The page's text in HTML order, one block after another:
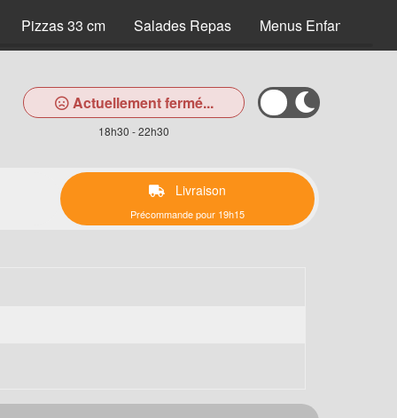
Pizzas 33 cm Salades Repas Menus Enfants
Actuellement fermé...
18h30 - 22h30
Livraison
Précommande pour 19h15